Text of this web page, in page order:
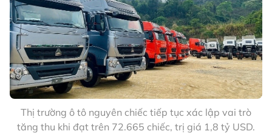
Thị trường ô tô nguyên chiếc tiếp tục xác lập vai trò
tăng thu khi đạt trên 72.665 chiếc, trị giá 1,8 tỷ USD.